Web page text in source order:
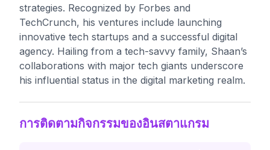
strategies. Recognized by Forbes and
TechCrunch, his ventures include launching
innovative tech startups and a successful digital
agency. Hailing from a tech-savvy family, Shaan’s
collaborations with major tech giants underscore
his influential status in the digital marketing realm.
การติดตามกิจกรรมของอินสตาแกรม